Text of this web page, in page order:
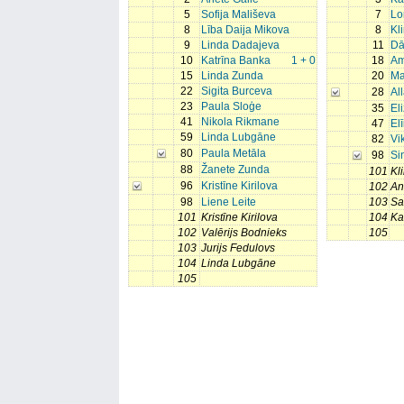
5
Sofija Mališeva
8
Lība Daija Mikova
9
Linda Dadajeva
10
1 + 0
Katrīna Banka
15
Linda Zunda
22
Sigita Burceva
23
Paula Sloģe
41
Nikola Rikmane
59
Linda Lubgāne
80
Paula Metāla
88
Žanete Zunda
96
Kristīne Kirilova
98
Liene Leite
101 Kristīne Kirilova
102 Valērijs Bodnieks
103 Jurijs Fedulovs
104 Linda Lubgāne
105
7
8
11
18
20
28
35
47
82
98
101
102
103
104
105